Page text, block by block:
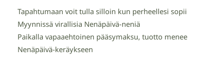
Tapahtumaan voit tulla silloin kun perheellesi sopii
Myynnissä virallisia Nenäpäivä-neniä
Paikalla vapaaehtoinen pääsymaksu, tuotto menee
Nenäpäivä-keräykseen